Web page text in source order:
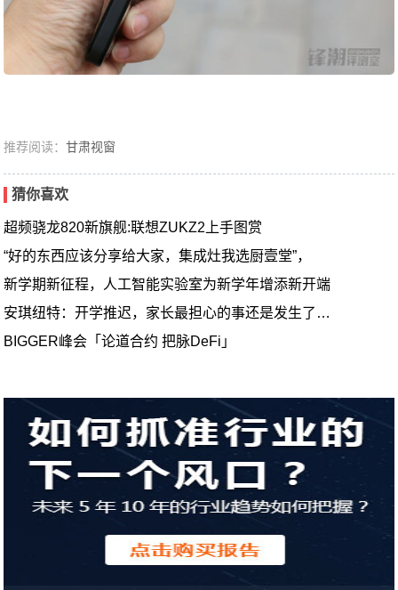
推荐阅读：甘肃视窗
猜你喜欢
超频骁龙820新旗舰:联想ZUKZ2上手图赏
“好的东西应该分享给大家，集成灶我选厨壹堂”，
新学期新征程，人工智能实验室为新学年增添新开端
安琪纽特：开学推迟，家长最担心的事还是发生了…
BIGGER峰会「论道合约 把脉DeFi」